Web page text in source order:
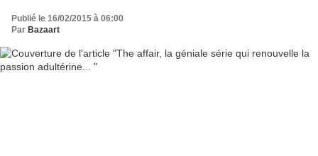
Publié le 16/02/2015 à 06:00
Par Bazaart